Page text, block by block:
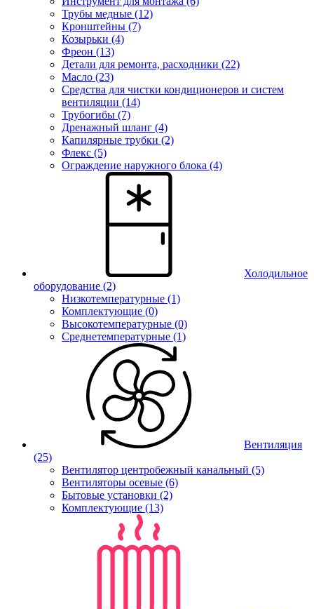
Трубы медные (12)
Кронштейны (7)
Козырьки (4)
Фреон (13)
Детали для ремонта, расходники (22)
Масло (23)
Средства для чистки кондиционеров и систем
вентиляции (14)
Трубогибы (7)
Дренажный шланг (4)
Капилярные трубки (2)
Флекс (5)
Ограждение наружного блока (4)
Холодильное
оборудование (2)
Низкотемпературные (1)
Комплектующие (0)
Высокотемпературные (0)
Среднетемпературные (1)
Вентиляция
(25)
Вентилятор центробежный канальный (5)
Вентиляторы осевые (6)
Бытовые установки (2)
Комплектующие (13)